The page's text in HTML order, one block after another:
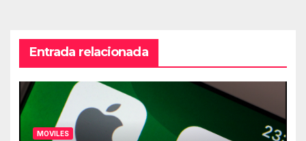
Entrada relacionada
MOVILES